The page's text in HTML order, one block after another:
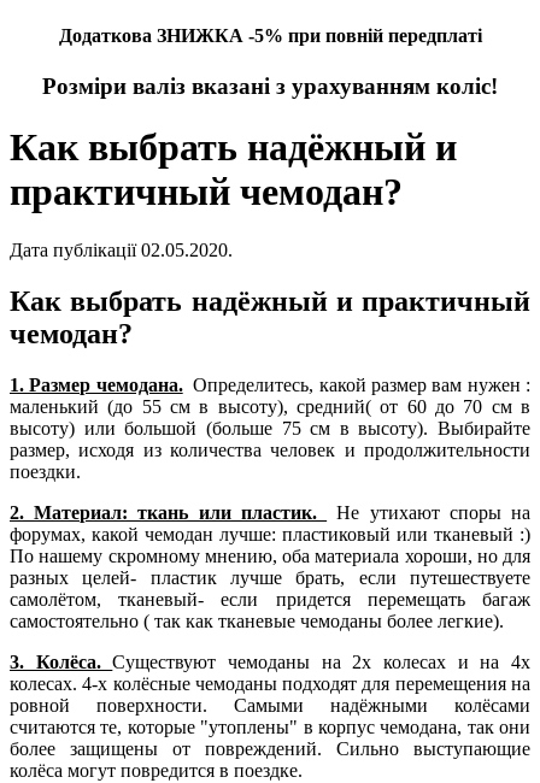
Додаткова ЗНИЖКА -5% при повній передплаті
Розміри валіз вказані з урахуванням коліс!
Как выбрать надёжный и
практичный чемодан?
Дата публікації 02.05.2020.
Как выбрать надёжный и практичный
чемодан?
1. Размер чемодана.Определитесь, какой размер вам нужен :
маленький (до 55 см в высоту), средний( от 60 до 70 см в
высоту) или большой (больше 75 см в высоту). Выбирайте
размер, исходя из количества человек и продолжительности
поездки.
2. Материал: ткань или пластик.
Не утихают споры на
форумах, какой чемодан лучше: пластиковый или тканевый :)
По нашему скромному мнению, оба материала хороши, но для
разных целей- пластик лучше брать, если путешествуете
самолётом, тканевый- если придется перемещать багаж
самостоятельно ( так как тканевые чемоданы более легкие).
3. Колёса.Существуют чемоданы на 2х колесах и на 4х
колесах. 4-х колёсные чемоданы подходят для перемещения на
ровной поверхности. Самыми надёжными колёсами
считаются те, которые "утоплены" в корпус чемодана, так они
более защищены от повреждений. Сильно выступающие
колёса могут повредится в поездке.